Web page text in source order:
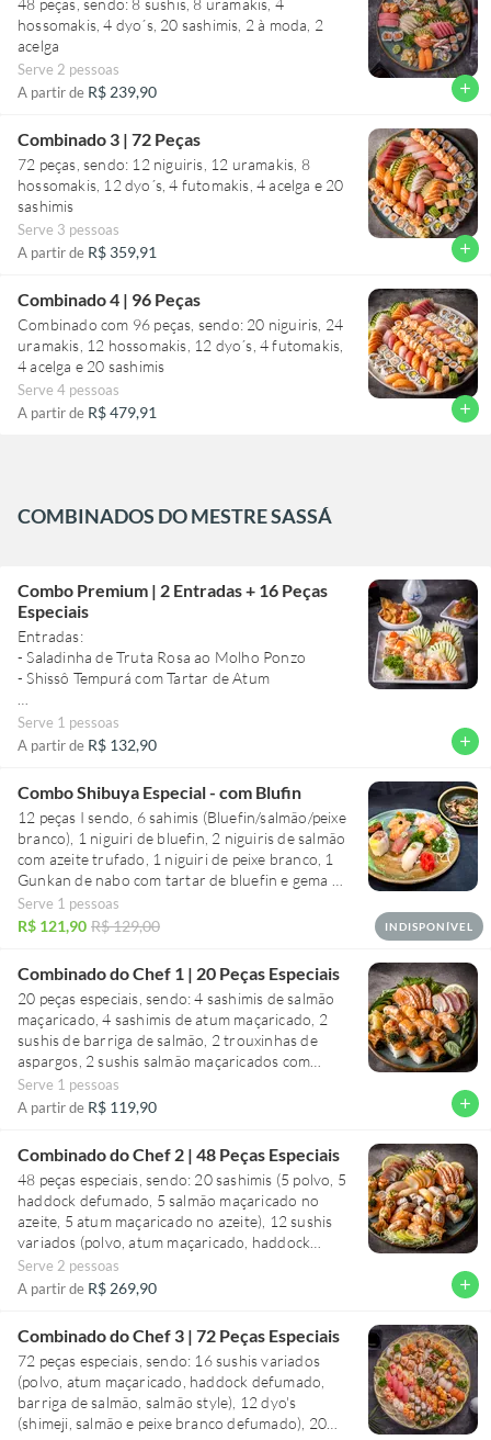
hossomakis, 4 dyo´s, 20 sashimis, 2 à moda, 2
acelga
Serve 2 pessoas
A partir de R$ 239,90 add
Combinado 3 | 72 Peças
72 peças, sendo: 12 niguiris, 12 uramakis, 8
hossomakis, 12 dyo´s, 4 futomakis, 4 acelga e 20
sashimis
Serve 3 pessoas
A partir de R$ 359,91 add
Combinado 4 | 96 Peças
Combinado com 96 peças, sendo: 20 niguiris, 24
uramakis, 12 hossomakis, 12 dyo´s, 4 futomakis,
4 acelga e 20 sashimis
Serve 4 pessoas
A partir de R$ 479,91 add
COMBINADOS DO MESTRE SASSÁ
Combo Premium | 2 Entradas + 16 Peças
Especiais
Entradas:
- Saladinha de Truta Rosa ao Molho Ponzo
- Shissô Tempurá com Tartar de Atum
16 peças, sendo:
- 6 sashimis (Salmão/Vieira/Haddock Defumado)
raspas de limão
- 2 sushis de salmão maçaricado
- 4 enrolados de camarão tempurá com ovas
massago
Serve 1 pessoas
A partir de R$ 132,90 add
Combo Shibuya Especial - com Blufin
12 peças I sendo, 6 sahimis (Bluefin/salmão/peixe
branco), 1 niguiri de bluefin, 2 niguiris de salmão
com azeite trufado, 1 niguiri de peixe branco, 1
Gunkan de nabo com tartar de bluefin e gema de
codorna, 1 Gunkan de Ikura.
Acompanha salacinha Harusame no molho ponzu
Serve 1 pessoas
R$ 121,90 R$ 129,00 INDISPONÍVEL
Combinado do Chef 1 | 20 Peças Especiais
20 peças especiais, sendo: 4 sashimis de salmão
maçaricado, 4 sashimis de atum maçaricado, 2
sushis de barriga de salmão, 2 trouxinhas de
aspargos, 2 sushis salmão maçaricados com
azeite, 2 trouxinhas de couve crispy, 2 baterás de
salmão, 2 ura à moda
Serve 1 pessoas
A partir de R$ 119,90 add
Combinado do Chef 2 | 48 Peças Especiais
48 peças especiais, sendo: 20 sashimis (5 polvo, 5
haddock defumado, 5 salmão maçaricado no
azeite, 5 atum maçaricado no azeite), 12 sushis
variados (polvo, atum maçaricado, haddock
defumado, barriga de salmão), 3 dyo´s de shimeji,
3 dyo´s de salmão, 2 trouxinhas de salmão com
crispy de couve
Serve 2 pessoas
A partir de R$ 269,90 add
Combinado do Chef 3 | 72 Peças Especiais
72 peças especiais, sendo: 16 sushis variados
(polvo, atum maçaricado, haddock defumado,
barriga de salmão, salmão style), 12 dyo's
(shimeji, salmão e peixe branco defumado), 20